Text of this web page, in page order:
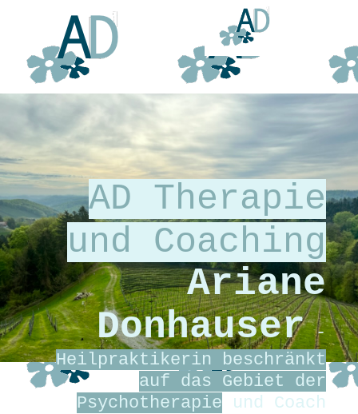
AD Therapie
und Coaching
Ariane
Donhauser-
Heilpraktikerin beschränkt
auf das Gebiet der
Psychotherapie und Coach